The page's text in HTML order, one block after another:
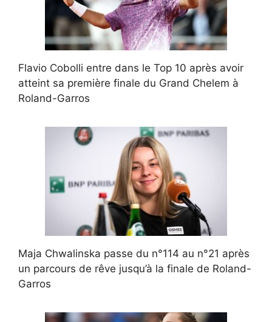
Flavio Cobolli entre dans le Top 10 après avoir
atteint sa première finale du Grand Chelem à
Roland-Garros
Maja Chwalinska passe du n°114 au n°21 après
un parcours de rêve jusqu’à la finale de Roland-
Garros